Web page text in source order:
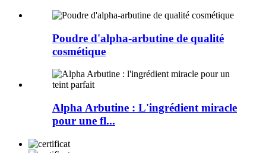
Poudre d'alpha-arbutine de qualité
cosmétique
Alpha Arbutine : L'ingrédient miracle
pour une fl...